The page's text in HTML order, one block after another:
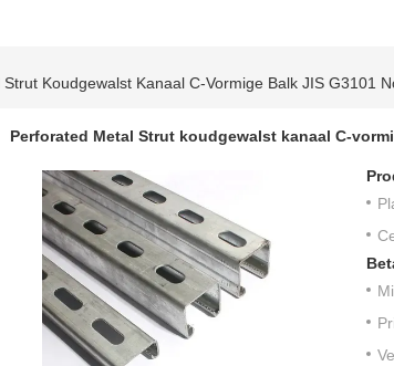
Koudgewalst Kanaal C-Vormige Balk JIS G3101
Perforated Metal Strut koudgewalst kanaal C-